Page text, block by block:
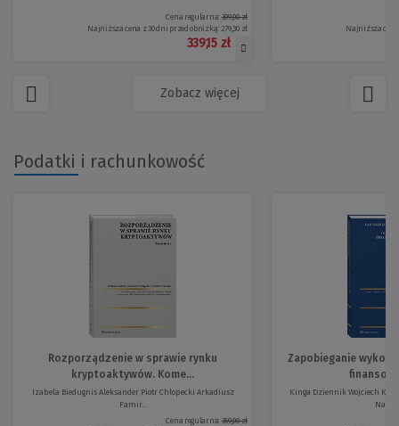
Cena regularna:399,00 zł
Najniższa cena z 30 dni przed obniżką: 279,30 zł
339,15 zł
Najniższa
Zobacz więcej
Podatki i rachunkowość
Rozporządzenie w sprawie rynku
kryptoaktywów. Kome...
Izabela Biedugnis Aleksander Piotr Chłopecki Arkadiusz
Famir...
Cena regularna:369,00 zł
Zapobieganie
Kinga Dziennik Wojciech